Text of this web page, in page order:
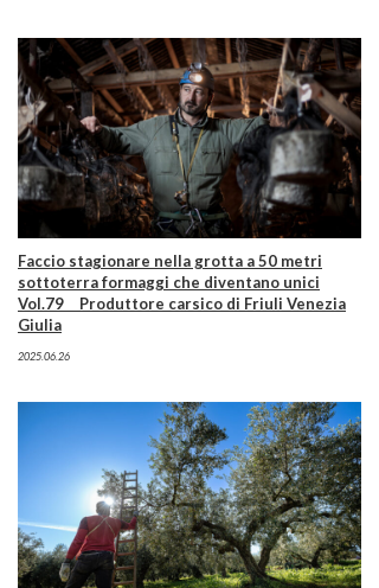
Faccio stagionare nella grotta a 50 metri
sottoterra formaggi che diventano unici
Vol.79 Produttore carsico di Friuli Venezia
Giulia
2025.06.26